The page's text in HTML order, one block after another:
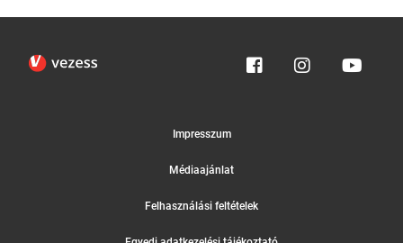
Impresszum
Médiaajánlat
Felhasználási feltételek